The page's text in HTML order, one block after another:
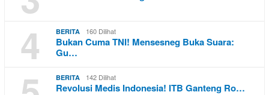
4 BERITA 160 Dilihat
Bukan Cuma TNI! Mensesneg Buka Suara:
Gu…
BERITA 142 Dilihat
Revolusi Medis Indonesia! ITB Ganteng Ro…